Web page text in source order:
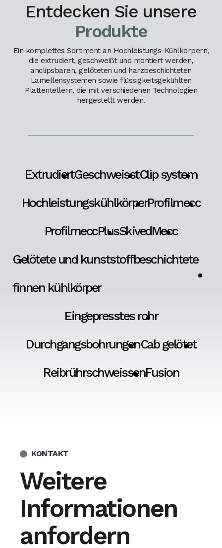
Entdecken Sie unsere
Produkte
Ein komplettes Sortiment an Hochleistungs-Kühlkörpern,
die extrudiert, geschweißt und montiert werden,
anclipsbaren, gelöteten und harzbeschichteten
Lamellensystemen sowie flüssigkeitsgekühlten
Plattentellern, die mit verschiedenen Technologien
hergestellt werden.
ExtrudiertGeschweisstClip system
HochleistungskühlkörperProfilmecc
ProfilmeccPlusSkivedMecc
Gelötete und kunststoffbeschichtete
finnen kühlkörper
Eingepresstes rohr
DurchgangsbohrungenCab gelötet
ReibrührschweissenFusion
KONTAKT
Weitere
Informationen
anfordern